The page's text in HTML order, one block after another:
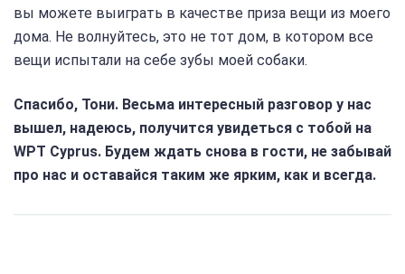
вы можете выиграть в качестве приза вещи из моего
дома. Не волнуйтесь, это не тот дом, в котором все
вещи испытали на себе зубы моей собаки.
Спасибо, Тони. Весьма интересный разговор у нас
вышел, надеюсь, получится увидеться с тобой на
WPT Cyprus. Будем ждать снова в гости, не забывай
про нас и оставайся таким же ярким, как и всегда.